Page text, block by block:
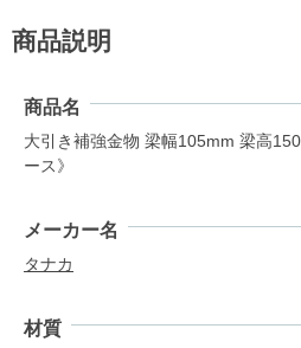
商品説明
商品名
大引き補強金物 梁幅105mm 梁高
ース》
メーカー名
タナカ
材質